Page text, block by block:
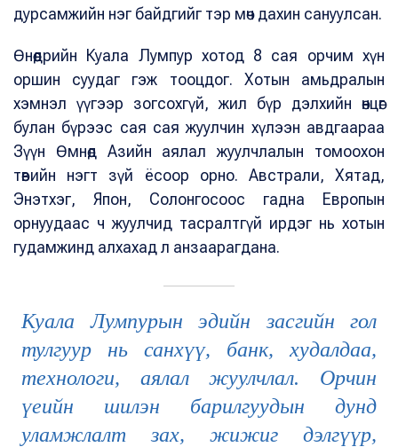
дурсамжийн нэг байдгийг тэр мөч дахин сануулсан.
Өнөөдрийн Куала Лумпур хотод 8 сая орчим хүн
оршин суудаг гэж тооцдог. Хотын амьдралын
хэмнэл үүгээр зогсохгүй, жил бүр дэлхийн өнцөг
булан бүрээс сая сая жуулчин хүлээн авдгаараа
Зүүн Өмнөд Азийн аялал жуулчлалын томоохон
төвийн нэгт зүй ёсоор орно. Австрали, Хятад,
Энэтхэг, Япон, Солонгосоос гадна Европын
орнуудаас ч жуулчид тасралтгүй ирдэг нь хотын
гудамжинд алхахад л анзаарагдана.
Куала Лумпурын эдийн засгийн гол
тулгуур нь санхүү, банк, худалдаа,
технологи, аялал жуулчлал. Орчин
үеийн шилэн барилгуудын дунд
уламжлалт зах, жижиг дэлгүүр,